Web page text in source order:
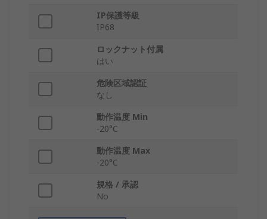
IP保護等級
IP68
ロックナット付属
はい
危険区域認証
なし
動作温度 Min
-20°C
動作温度 Max
-20°C
規格 / 承認
No